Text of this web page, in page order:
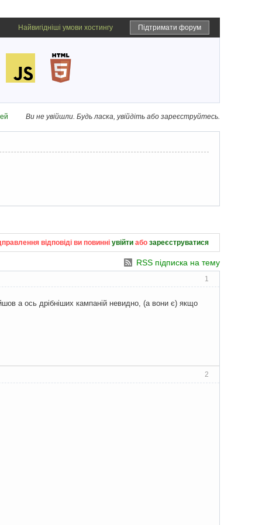
Підтримати форум
Найвигідніші умови хостингу
Ви не увійшли. Будь ласка, увійдіть або зареєструйтесь.
відповіді ви повинні увійти або зареєструватися
RSS підписка на тему
1
а ось дрібніших кампаній невидно, (а вони є) якщо
2